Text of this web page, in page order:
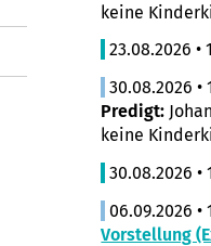
keine
23.08.2026 •
30.08.2026 •
Predigt:
keine
30.08.2026 •
06.09.2026 •
Vorstellung